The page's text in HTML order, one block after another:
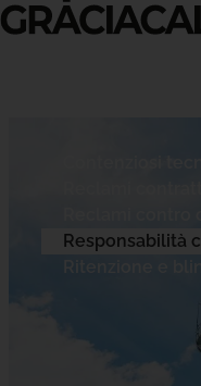
Skip to content
Reclami
Reclami
Responsabilità